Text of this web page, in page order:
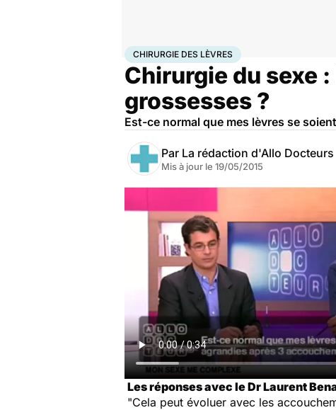
AccueilSantéMaladiesChirurgie des lèvres
CHIRURGIE DES LÈVRES
Chirurgie du sexe
grossesses ?
Est-ce normal que mes lèvres se
Par La rédaction d'Allo Docteurs
Mis à jour le 19/05/2015
Les réponses avec le Dr Laurent
"Cela peut évoluer avec les